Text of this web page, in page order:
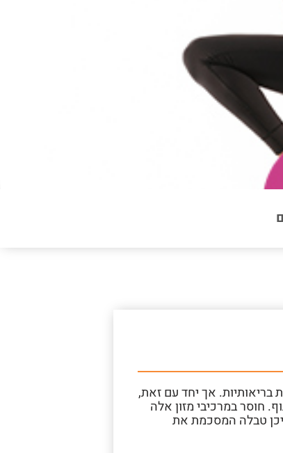
בריאותיות. אך יחד עם זאת,
חוסר במרכיבי מזון אלה
טבלה המסכמת את